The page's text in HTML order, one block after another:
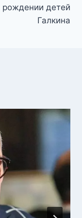
рождении детей
Галкина